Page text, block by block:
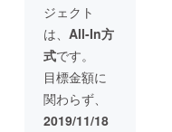
ジェクト
は、 All-In方
式です。
目標金額に
関わらず、
2019/11/18